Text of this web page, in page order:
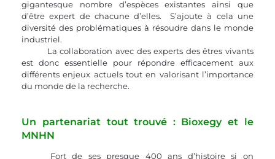
gigantesque nombre d’espèces existantes ainsi que
d’être expert de chacune d’elles.  S’ajoute à cela une
diversité des problématiques à résoudre dans le monde
industriel.
est donc essentielle pour répondre efficacement aux
différents enjeux actuels tout en valorisant l’importance
du monde de la recherche.
Un partenariat tout trouvé : Bioxegy et le
MNHN